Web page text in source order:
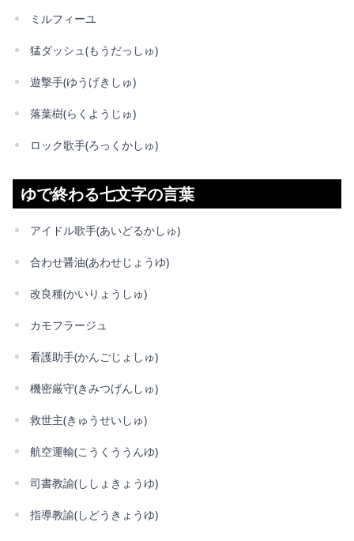
ミルフィーユ
猛ダッシュ(もうだっしゅ)
遊撃手(ゆうげきしゅ)
落葉樹(らくようじゅ)
ロック歌手(ろっくかしゅ)
ゆで終わる七文字の言葉
アイドル歌手(あいどるかしゅ)
合わせ醤油(あわせじょうゆ)
改良種(かいりょうしゅ)
カモフラージュ
看護助手(かんごじょしゅ)
機密厳守(きみつげんしゅ)
救世主(きゅうせいしゅ)
航空運輸(こうくううんゆ)
司書教諭(ししょきょうゆ)
指導教諭(しどうきょうゆ)